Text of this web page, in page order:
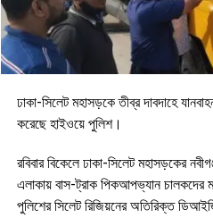
ঢাকা-সিলেট মহাসড়কে তীব্র দাবদাহে
করেছে হাইওয়ে পুলিশ।
রবিবার বিকেলে ঢাকা-সিলেট মহাসড়কের
এলাকায় বাস-ট্রাক পিকআপভ্যান চালকদের
পুলিশের সিলেট রিজিয়নের অতিরিক্ত